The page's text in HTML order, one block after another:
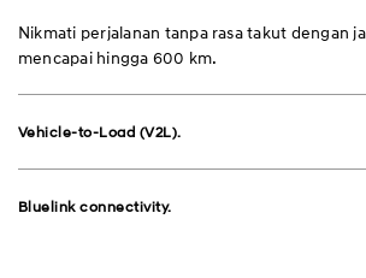
Nikmati perjalanan tanpa rasa takut dengan
mencapai hingga 600 km.
Vehicle-to-Load (V2L).
Bluelink connectivity.